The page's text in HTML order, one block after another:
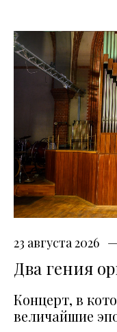
23 августа 2026
Два гения
Концерт, в
величайшие